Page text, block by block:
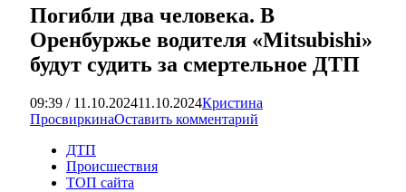
Погибли два человека. В
Оренбуржье водителя «Mitsubishi»
будут судить за смертельное ДТП
09:39 / 11.10.202411.10.2024Кристина
ПросвиркинаОставить комментарий
ДТП
Происшествия
ТОП сайта